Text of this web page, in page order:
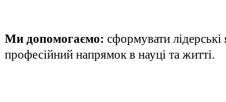
Ми допомогаємо: сформувати лідерські
професійний напрямок в науці та житті.